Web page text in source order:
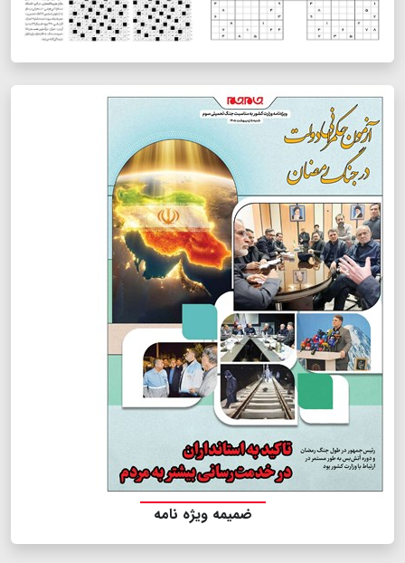
ضمیمه ویژه نامه